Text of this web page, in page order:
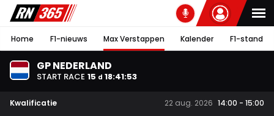
Home F1-nieuws Max Verstappen Kalender F1-stand
GP NEDERLAND
START RACE 15 d 18:41:52
Kwalificatie 22 aug. 2026 14:00 - 15:00